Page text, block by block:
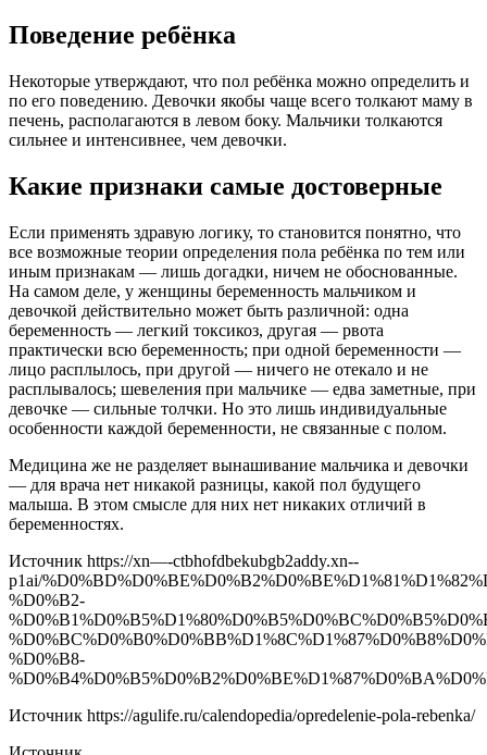
Поведение ребёнка
Некоторые утверждают, что пол ребёнка можно определить и
по его поведению. Девочки якобы чаще всего толкают маму в
печень, располагаются в левом боку. Мальчики толкаются
сильнее и интенсивнее, чем девочки.
Какие признаки самые достоверные
Если применять здравую логику, то становится понятно, что
все возможные теории определения пола ребёнка по тем или
иным признакам — лишь догадки, ничем не обоснованные.
На самом деле, у женщины беременность мальчиком и
девочкой действительно может быть различной: одна
беременность — легкий токсикоз, другая — рвота
практически всю беременность; при одной беременности —
лицо расплылось, при другой — ничего не отекало и не
расплывалось; шевеления при мальчике — едва заметные, при
девочке — сильные толчки. Но это лишь индивидуальные
особенности каждой беременности, не связанные с полом.
Медицина же не разделяет вынашивание мальчика и девочки
— для врача нет никакой разницы, какой пол будущего
малыша. В этом смысле для них нет никаких отличий в
беременностях.
Источник https://xn—-ctbhofdbekubgb2addy.xn--
p1ai/
%D0%B2-
%D0%B8-
Источник https://agulife.ru/calendopedia/opredelenie-pola-rebenka/